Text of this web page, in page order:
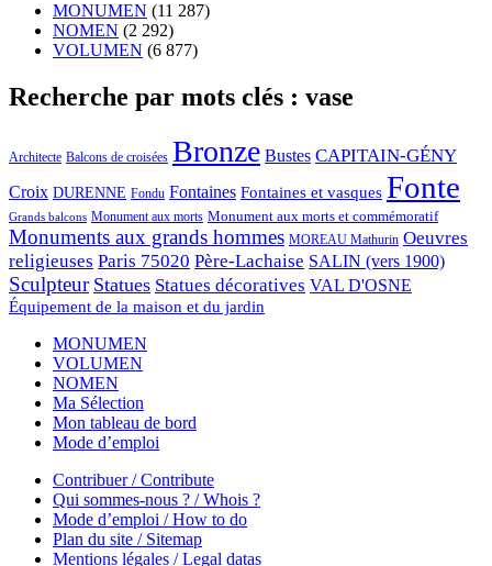
MONUMEN (11 287)
NOMEN (2 292)
VOLUMEN (6 877)
Recherche par mots clés : vase
Architecte Balcons de croisées Bronze Bustes CAPITAIN-GÉNY
Croix DURENNE Fondu Fontaines Fontaines et vasques Fonte
Grands balcons Monument aux morts Monument aux morts et commémoratif
Monuments aux grands hommes MOREAU Mathurin Oeuvres
religieuses Paris 75020 Père-Lachaise SALIN (vers 1900)
Sculpteur Statues Statues décoratives VAL D'OSNE
Équipement de la maison et du jardin
MONUMEN
VOLUMEN
NOMEN
Ma Sélection
Mon tableau de bord
Mode d’emploi
Contribuer / Contribute
Qui sommes-nous ? / Whois ?
Mode d’emploi / How to do
Plan du site / Sitemap
Mentions légales / Legal datas